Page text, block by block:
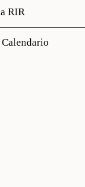
RIR
Calendario